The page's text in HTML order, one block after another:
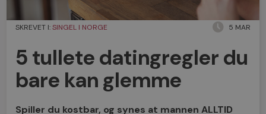
SKREVET I:SINGEL I NORGE 5 MAR
5 tullete datingregler du
bare kan glemme
Spiller du kostbar, og synes at mannen ALLTID